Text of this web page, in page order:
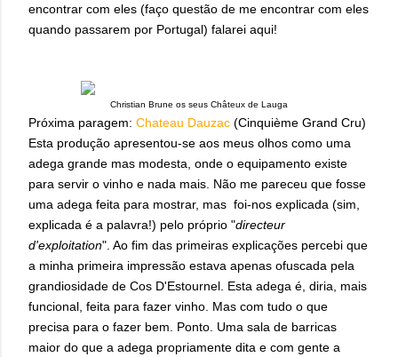
encontrar com eles (faço questão de me encontrar com eles
quando passarem por Portugal) falarei aqui!
Christian Brune os seus Châteux de Lauga
Próxima paragem: Chateau Dauzac (Cinquième Grand Cru)
Esta produção apresentou-se aos meus olhos como uma
adega grande mas modesta, onde o equipamento existe
para servir o vinho e nada mais. Não me pareceu que fosse
uma adega feita para mostrar, mas foi-nos explicada (sim,
explicada é a palavra!) pelo próprio "directeur
d'exploitation". Ao fim das primeiras explicações percebi que
a minha primeira impressão estava apenas ofuscada pela
grandiosidade de Cos D'Estournel. Esta adega é, diria, mais
funcional, feita para fazer vinho. Mas com tudo o que
precisa para o fazer bem. Ponto. Uma sala de barricas
maior do que a adega propriamente dita e com gente a